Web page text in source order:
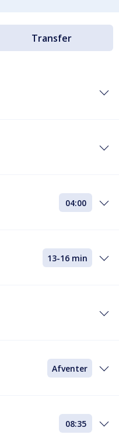
Transfer
04:00
13-16 min
Afventer
08:35